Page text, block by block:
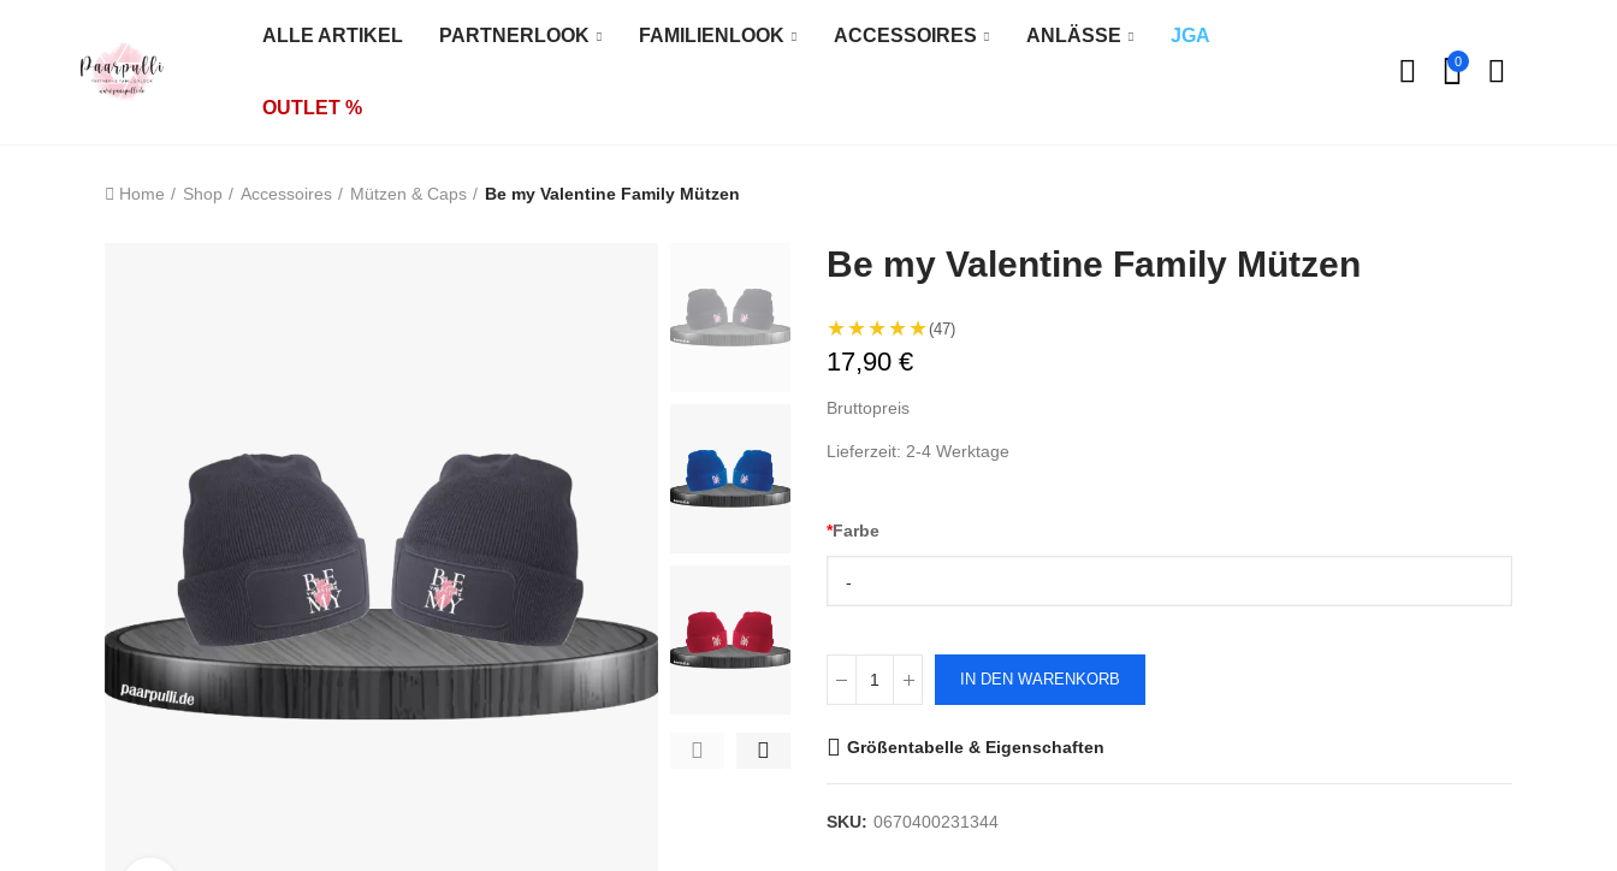
ALLE ARTIKEL PARTNERLOOK FAMILIENLOOK ACCESSOIRES ANLÄSSE JGA
OUTLET %
0
Home Shop Accessoires Mützen & Caps Be my Valentine Family Mützen
Be my Valentine Family Mützen
★★★★★(47)
17,90 €
Bruttopreis
Lieferzeit: 2-4 Werktage
*Farbe
-
IN DEN WARENKORB
Größentabelle & Eigenschaften
SKU: 0670400231344